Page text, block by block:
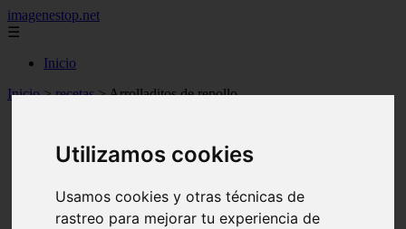
Utilizamos cookies
Usamos cookies y otras técnicas de
rastreo para mejorar tu experiencia de
imagenestop.net
☰
Inicio
Inicio > recetas >Arrolladitos de repollo